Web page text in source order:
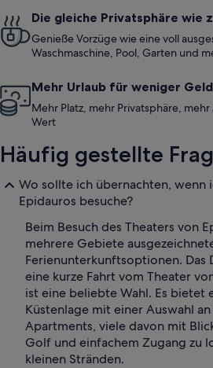
Die gleiche Privatsphäre wie
Genieße Vorzüge wie eine voll
Waschmaschine, Pool, Garten und
Mehr Urlaub für weniger Geld
Mehr Platz, mehr Privatsphäre,
Wert
Häufig gestellte
Wo sollte ich übernachten, wenn
Epidauros besuche?
Beim Besuch des Theaters von
mehrere Gebiete
Ferienunterkunftsoptionen. Das
eine kurze Fahrt vom Theater
ist eine beliebte Wahl. Es bietet
Küstenlage mit einer Auswahl
Apartments, viele davon mit
Golf und einfachem Zugang zu
kleinen Stränden.